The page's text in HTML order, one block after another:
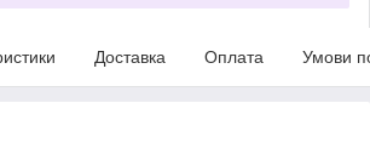
Доставка Оплата Умови